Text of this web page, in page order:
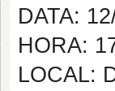
DATA:
HORA:
LOCAL: